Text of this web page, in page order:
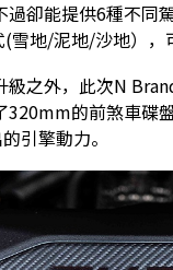
過卻能提供6種不
地/泥地/沙地），
之外，此次N
320mm的前煞車
引擎動力。